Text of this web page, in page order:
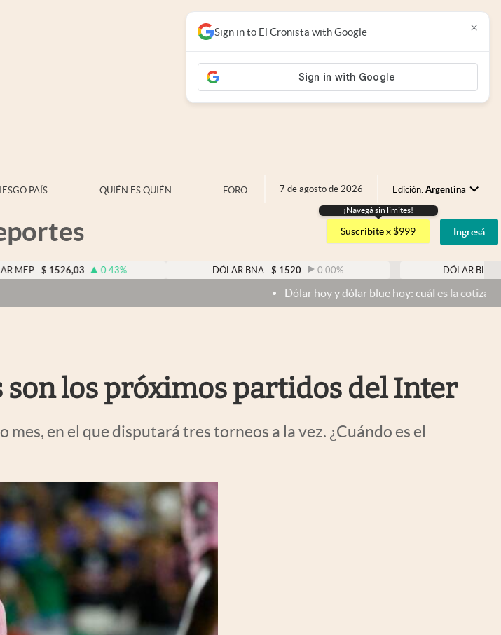
PAÍS QUIÉN ES QUIÉN FORO 7 de agosto de 2026 Edición: Argentina
Argentina
España
USA
¡Navegá sin limites!
Suscribite x $999 Ingresá
0.43% $ 1520 0.00% DÓLAR BLUE $ 1525
Dólar hoy y dólar blue hoy: cuál es la cotización del viernes
Sign in to El Cronista with Google ×
los próximos partidos del Inter
en el que disputará tres torneos a la vez. ¿Cuándo es el